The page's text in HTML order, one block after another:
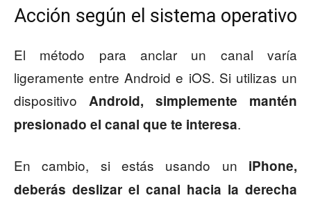
Acción según el sistema operativo
El método para anclar un canal varía
ligeramente entre Android e iOS. Si utilizas un
dispositivo Android, simplemente mantén
presionado el canal que te interesa.
En cambio, si estás usando un iPhone,
deberás deslizar el canal hacia la derecha